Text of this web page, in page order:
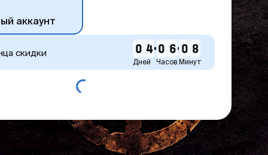
аккаунт
скидки 0 4
Дней
0 6
Часов
0 8
Минут